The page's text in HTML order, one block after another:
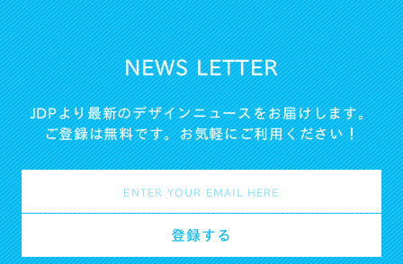
NEWS LETTER
JDPより最新のデザインニュースをお届けします。
ご登録は無料です。お気軽にご利用ください！